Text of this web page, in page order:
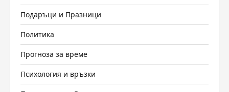
Подаръци и Празници
Политика
Прогноза за време
Психология и връзки